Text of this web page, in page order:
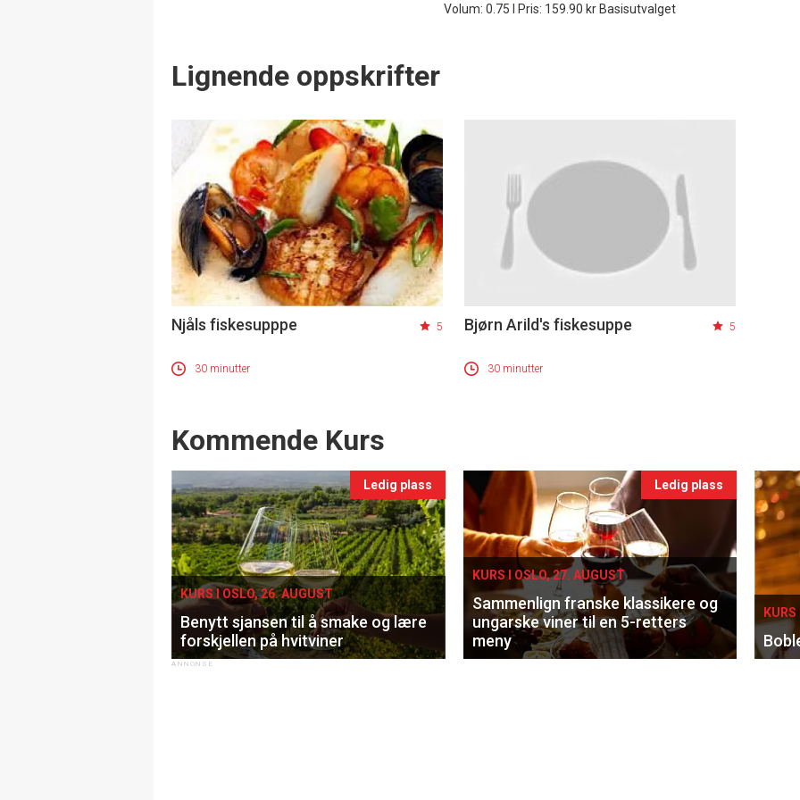
Volum: 0.75 l Pris: 159.90 kr Basisutvalget
Lignende oppskrifter
Njåls fiskesupppe 5
30 minutter
Bjørn Arild's fiskesuppe 5
30 minutter
Events
Kommende Kurs
Ledig plass
KURS I OSLO, 26. AUGUST
Benytt sjansen til å smake og lære
forskjellen på hvitviner
Ledig plass
KURS I OSLO, 27. AUGUST
Sammenlign franske klassikere og
ungarske viner til en 5-retters
meny